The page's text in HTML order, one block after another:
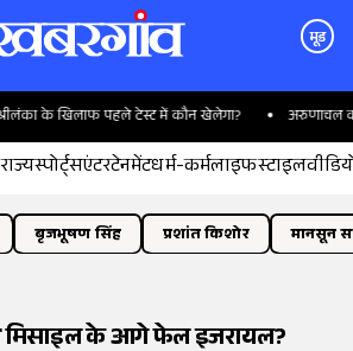
मूड
पहले टेस्ट में कौन खेलेगा? अरुणाचल की 27 जगहों के
राज्यस्पोर्ट्सएंटरटेनमेंटधर्म-कर्मलाइफस्टाइल
बृजभूषण सिंह प्रशांत किशोर मानसून
मिसाइल के आगे फेल इजरायल?